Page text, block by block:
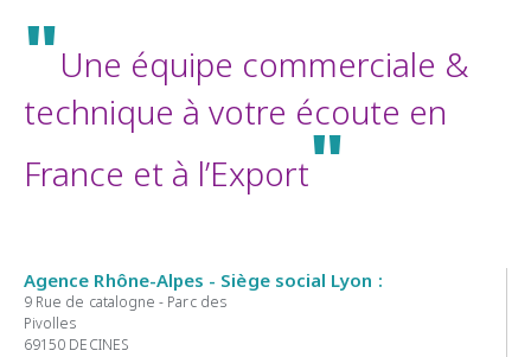
"Une équipe commerciale &
technique à votre écoute en
France et à l’Export"
Agence Rhône-Alpes - Siège social Lyon :
9 Rue de catalogne - Parc des
Pivolles
69150 DECINES